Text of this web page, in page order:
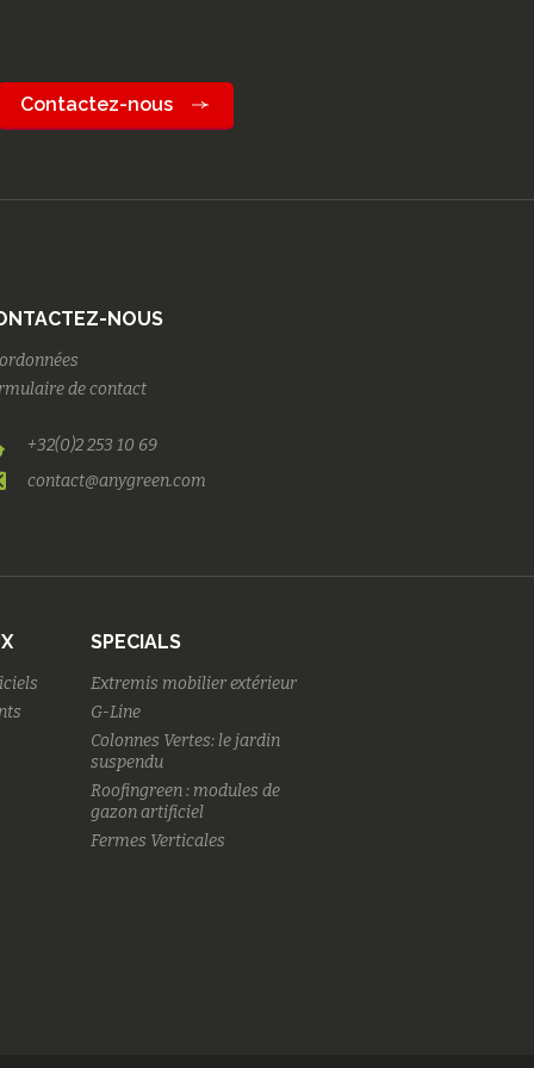
Contactez-nous
NOUS
de contact
+32(0)2 253 10 69
contact@anygreen.com
SPECIALS
Extremis mobilier extérieur
G-Line
Colonnes Vertes: le jardin
suspendu
Roofingreen : modules de
gazon artificiel
Fermes Verticales